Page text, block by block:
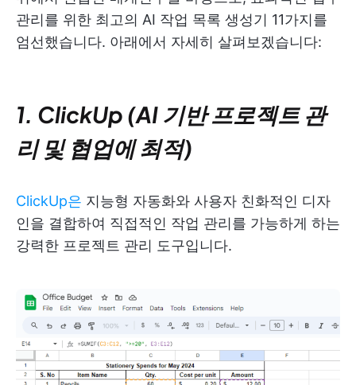
관리를 위한 최고의 AI 작업 목록 생성기 11가지를
엄선했습니다. 아래에서 자세히 살펴보겠습니다:
1. ClickUp (AI 기반 프로젝트 관
리 및 협업에 최적)
ClickUp은 지능형 자동화와 사용자 친화적인 디자
인을 결합하여 직접적인 작업 관리를 가능하게 하는
강력한 프로젝트 관리 도구입니다.